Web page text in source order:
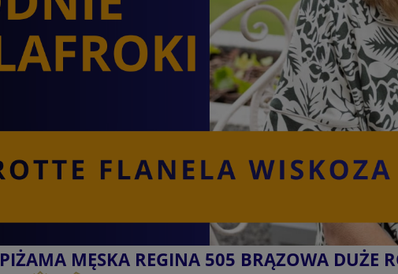
PIŻAMA MĘSKA REGINA 505 BRĄZOWA DUŻE